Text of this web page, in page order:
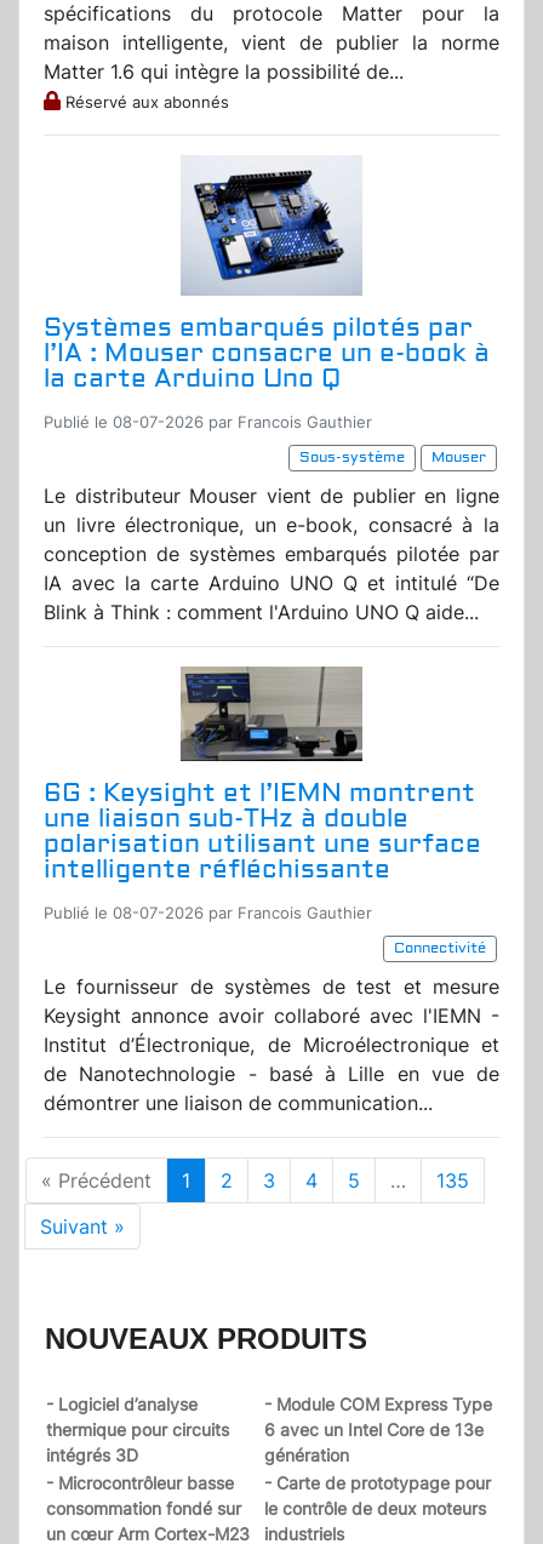
spécifications du protocole Matter pour la
maison intelligente, vient de publier la norme
Matter 1.6 qui intègre la possibilité de...
Réservé aux abonnés
Systèmes embarqués pilotés par
l’IA : Mouser consacre un e-book à
la carte Arduino Uno Q
Publié le 08-07-2026 par Francois Gauthier
Sous-système
Mouser
Le distributeur Mouser vient de publier en ligne
un livre électronique, un e-book, consacré à la
conception de systèmes embarqués pilotée par
IA avec la carte Arduino UNO Q et intitulé “De
Blink à Think : comment l'Arduino UNO Q aide...
6G : Keysight et l’IEMN montrent
une liaison sub-THz à double
polarisation utilisant une surface
intelligente réfléchissante
Publié le 08-07-2026 par Francois Gauthier
Connectivité
Le fournisseur de systèmes de test et mesure
Keysight annonce avoir collaboré avec l'IEMN -
Institut d’Électronique, de Microélectronique et
de Nanotechnologie - basé à Lille en vue de
démontrer une liaison de communication...
« Précédent 1 2 3 4 5 …
135
Suivant »
NOUVEAUX PRODUITS
- Logiciel d’analyse
thermique pour circuits
intégrés 3D
- Module COM Express Type
6 avec un Intel Core de 13e
génération
- Microcontrôleur basse
consommation fondé sur
un cœur Arm Cortex-M23
- Carte de prototypage pour
le contrôle de deux moteurs
industriels